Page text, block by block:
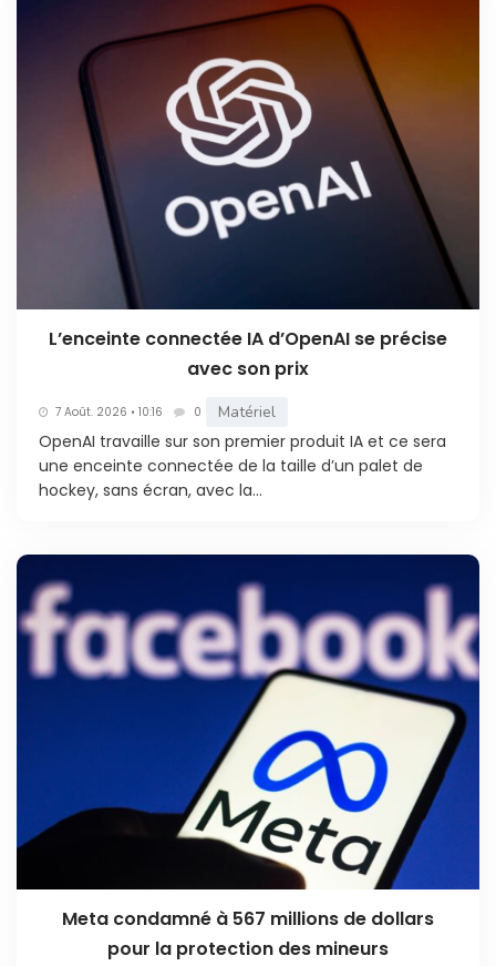
L’enceinte connectée IA d’OpenAI se précise
avec son prix
7 Août. 2026 • 10:16 0 Matériel
OpenAI travaille sur son premier produit IA et ce sera
une enceinte connectée de la taille d’un palet de
hockey, sans écran, avec la...
Meta condamné à 567 millions de dollars
pour la protection des mineurs